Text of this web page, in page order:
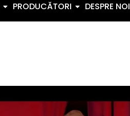
PRODUCĂTORI DESPRE NOI